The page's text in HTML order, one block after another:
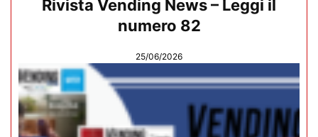
Rivista Vending News – Leggi il
numero 82
25/06/2026